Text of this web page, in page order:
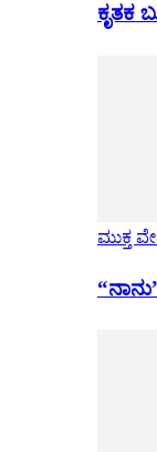
ಕೃತಕ
ಮುಕ್ತ